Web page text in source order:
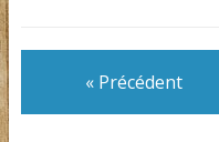
« Précédent